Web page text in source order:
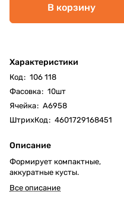
В корзину
Характеристики
Код: 106 118
Фасовка: 10шт
Ячейка: А6958
ШтрихКод: 4601729168451
Описание
Формирует компактные,
аккуратные кусты.
Все описание